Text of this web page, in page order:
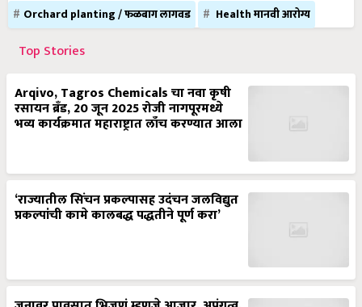
Orchard planting / फळबाग लागवड
Health मानवी आरोग्य
Top Stories
Arqivo, Tagros Chemicals चा नवा कृषी
रसायन ब्रँड, 20 जून 2025 रोजी नागपूरमध्ये
भव्य कार्यक्रमात महाराष्ट्रात लाँच करण्यात आला
‘राज्यातील सिंचन प्रकल्पासह उदंचन जलविद्युत
प्रकल्पांची कामे कालबद्ध पद्धतीने पूर्ण करा’